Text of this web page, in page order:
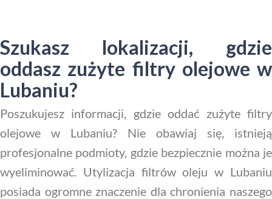
Szukasz lokalizacji, gdzie
oddasz zużyte filtry olejowe w
Lubaniu?
Poszukujesz informacji, gdzie oddać zużyte filtry
olejowe w Lubaniu? Nie obawiaj się, istnieją
profesjonalne podmioty, gdzie bezpiecznie można je
wyeliminować. Utylizacja filtrów oleju w Lubaniu
posiada ogromne znaczenie dla chronienia naszego